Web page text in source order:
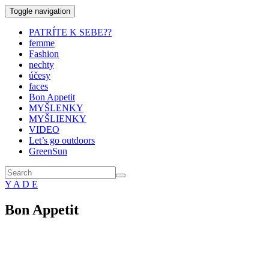
Toggle navigation
PATRÍTE K SEBE??
femme
Fashion
nechty
účesy
faces
Bon Appetit
MYŠLENKY
MYŠLIENKY
VIDEO
Let’s go outdoors
GreenSun
Y A D E
Bon Appetit